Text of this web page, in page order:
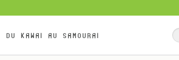
kawai au samourai